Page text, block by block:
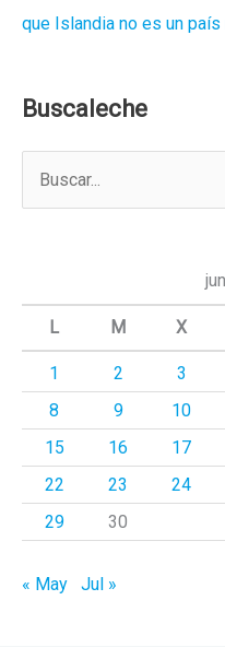
que Islandia no es un país
Buscaleche
a
L M X
1 2 3
8
9 10
15
16 17
22
23 24
29
30
« May Jul »